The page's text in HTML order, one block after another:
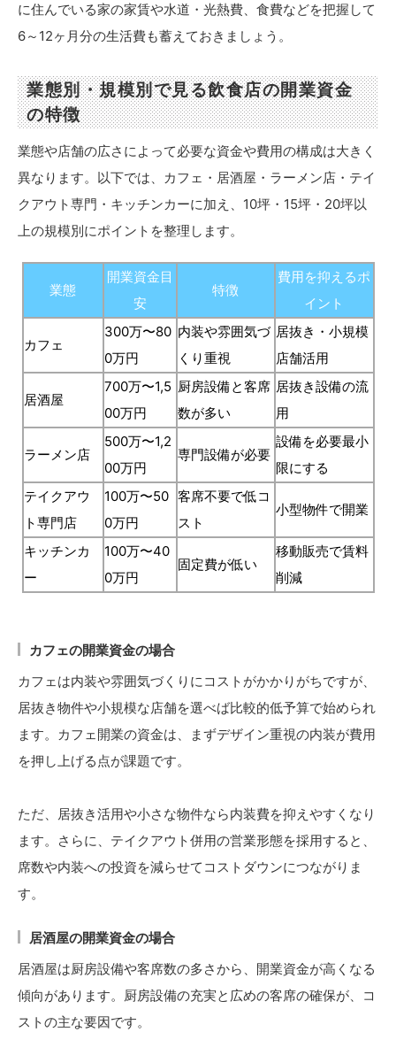
に住んでいる家の家賃や水道・光熱費、食費などを把握して
6～12ヶ月分の生活費も蓄えておきましょう。
業態別・規模別で見る飲食店の開業資金
の特徴
業態や店舗の広さによって必要な資金や費用の構成は大きく
異なります。以下では、カフェ・居酒屋・ラーメン店・テイ
クアウト専門・キッチンカーに加え、10坪・15坪・20坪以
上の規模別にポイントを整理します。
業態
開業資金目
安
特徴
費用を抑えるポ
イント
カフェ
300万〜80
0万円
内装や雰囲気づ
くり重視
居抜き・小規模
店舗活用
居酒屋
700万〜1,5
00万円
厨房設備と客席
数が多い
居抜き設備の流
用
ラーメン店
500万〜1,2
00万円
専門設備が必要
設備を必要最小
限にする
テイクアウ
ト専門店
100万〜50
0万円
客席不要で低コ
スト
小型物件で開業
キッチンカ
ー
100万〜40
0万円
固定費が低い
移動販売で賃料
削減
カフェの開業資金の場合
カフェは内装や雰囲気づくりにコストがかかりがちですが、
居抜き物件や小規模な店舗を選べば比較的低予算で始められ
ます。カフェ開業の資金は、まずデザイン重視の内装が費用
を押し上げる点が課題です。
ただ、居抜き活用や小さな物件なら内装費を抑えやすくなり
ます。さらに、テイクアウト併用の営業形態を採用すると、
席数や内装への投資を減らせてコストダウンにつながりま
す。
居酒屋の開業資金の場合
居酒屋は厨房設備や客席数の多さから、開業資金が高くなる
傾向があります。厨房設備の充実と広めの客席の確保が、コ
ストの主な要因です。